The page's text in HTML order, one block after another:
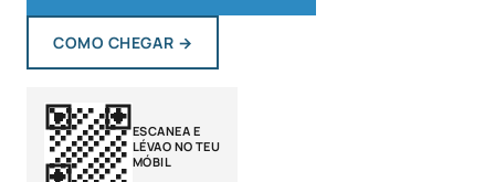
COMO CHEGAR →
ESCANEA E
LÉVAO NO TEU
MÓBIL